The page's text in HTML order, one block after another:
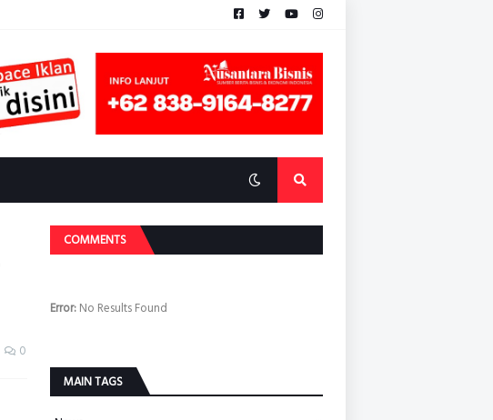
0
COMMENTS
Error:No Results Found
MAIN TAGS